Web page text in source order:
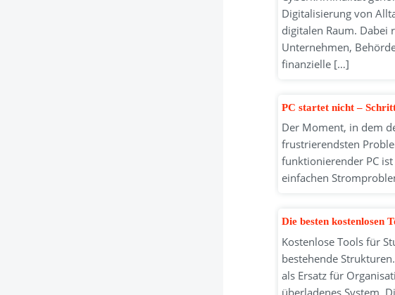
Digitalisierung von
digitalen Raum. Dabei
Unternehmen,
finanzielle […]
PC startet nicht –
Der Moment, in dem
frustrierendsten
funktionierender PC
einfachen
Die besten kostenlosen
Kostenlose Tools für
bestehende
als Ersatz für
überladenes System.